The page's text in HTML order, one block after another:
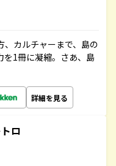
カルチャーまで、島の
を1冊に凝縮。さあ、島
詳細を見る
ロ